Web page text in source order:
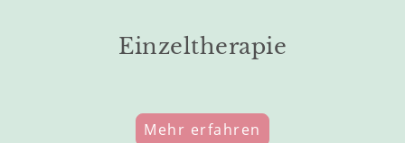
Einzeltherapie
Mehr erfahren